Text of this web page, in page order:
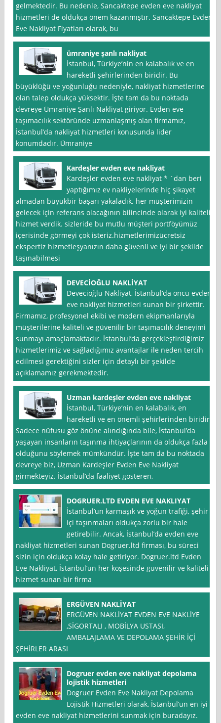
gelmektedir. Bu nedenle, Sancaktepe evden eve nakliyat
hizmetleri de oldukça önem kazanmıştır. Sancaktepe Evden
Eve Nakliyat Fiyatları olarak, bu
ümraniye şanlı nakliyat
İstanbul, Türkiye’nin en kalabalık ve en
hareketli şehirlerinden biridir. Bu
büyüklüğü ve yoğunluğu nedeniyle, nakliyat hizmetlerine
olan talep oldukça yüksektir. İşte tam da bu noktada
devreye Ümraniye Şanlı Nakliyat giriyor. Evden eve
taşımacılık sektöründe uzmanlaşmış olan firmamız,
İstanbul’da nakliyat hizmetleri konusunda lider
konumdadır. Ümraniye
Kardeşler evden eve nakliyat
Kardeşler evden eve nakliyat * `dan beri
yaptığımız ev nakliyelerinde hiç şikayet
almadan büyükbir başarı yakaladık. her müşterimizin
gelecek için referans olacağının bilincinde olarak iyi kaliteli
hizmet verdik. sizleride bu mutlu müşteri portföyümüz
içerisinde görmeyi çok isteriz.hizmetlerimizücretsiz
ekspertiz hizmetieşyanızın daha güvenli ve iyi bir şekilde
taşınabilmesi
DEVECİOĞLU NAKLİYAT
Devecioğlu Nakliyat, İstanbul‘da öncü evden
eve nakliyat hizmetleri sunan bir şirkettir.
Firmamız, profesyonel ekibi ve modern ekipmanlarıyla
müşterilerine kaliteli ve güvenilir bir taşımacılık deneyimi
sunmayı amaçlamaktadır. İstanbul’da gerçekleştirdiğimiz
hizmetlerimiz ve sağladığımız avantajlar ile neden tercih
edilmesi gerektiğini sizler için detaylı bir şekilde
açıklamamız gerekmektedir.
Uzman kardeşler evden eve nakliyat
İstanbul, Türkiye’nin en kalabalık, en
hareketli ve en önemli şehirlerinden biridir.
Sadece nüfusu göz önüne alındığında bile, İstanbul’da
yaşayan insanların taşınma ihtiyaçlarının da oldukça fazla
olduğunu söylemek mümkündür. İşte tam da bu noktada
devreye biz, Uzman Kardeşler Evden Eve Nakliyat
girmekteyiz. İstanbul’da faaliyet gösteren,
DOGRUER.LTD EVDEN EVE NAKLIYAT
İstanbul’un karmaşık ve yoğun trafiği, şehir
içi taşınmaları oldukça zorlu bir hale
getirebilir. Ancak, İstanbul’da evden eve
nakliyat hizmetleri sunan Dogruer.ltd firması, bu süreci
sizin için oldukça kolay hale getiriyor. Dogruer.ltd Evden
Eve Nakliyat, İstanbul’un her köşesinde güvenilir ve kaliteli
hizmet sunan bir firma
ERGÜVEN NAKLİYAT
ERGÜVEN NAKLİYAT EVDEN EVE NAKLİYE
,SİGORTALI , MOBİLYA USTASI,
AMBALAJLAMA VE DEPOLAMA ŞEHİR İÇİ
ŞEHİRLER ARASI
Dogruer evden eve nakliyat depolama
lojistik hizmetleri
Dogruer Evden Eve Nakliyat Depolama
Lojistik Hizmetleri olarak, İstanbul’un en iyi
evden eve nakliyat hizmetlerini sunmak için buradayız.